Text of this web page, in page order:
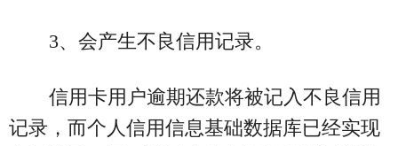
3、会产生不良信用记录。
信用卡用户逾期还款将被记入不良信用
记录，而个人信用信息基础数据库已经实现